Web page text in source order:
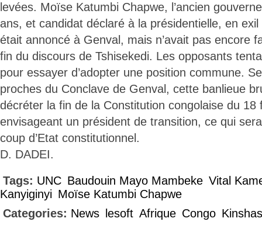
levées. Moïse Katumbi Chapwe, l’ancien
ans, et candidat déclaré à la présidentielle, en
était annoncé à Genval, mais n’avait pas encore
fin du discours de Tshisekedi. Les opposants
pour essayer d’adopter une position commune.
proches du Conclave de Genval, cette banlieue
décréter la fin de la Constitution congolaise du 18
envisageant un président de transition, ce qui
coup d’Etat constitutionnel.
D. DADEI.
Tags: UNC Baudouin Mayo Mambeke Vital
Kanyiginyi Moïse Katumbi Chapwe
Categories: News lesoft Afrique Congo